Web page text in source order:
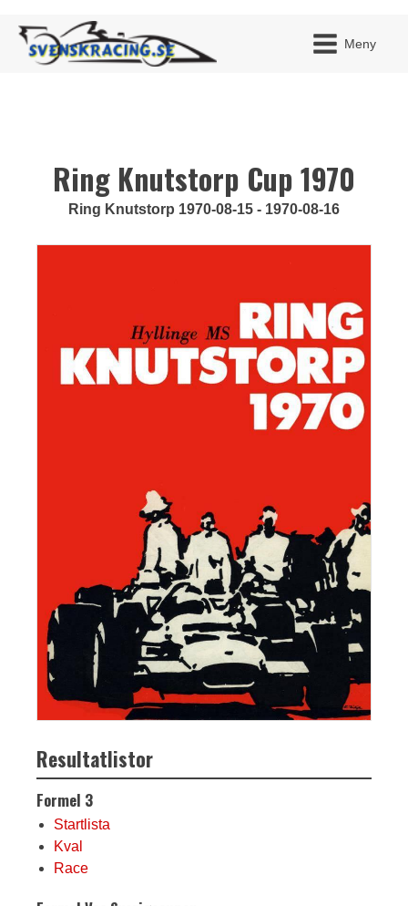
Meny
Ring Knutstorp Cup 1970
Ring Knutstorp 1970-08-15 - 1970-08-16
Resultatlistor
Formel 3
Startlista
Kval
Race